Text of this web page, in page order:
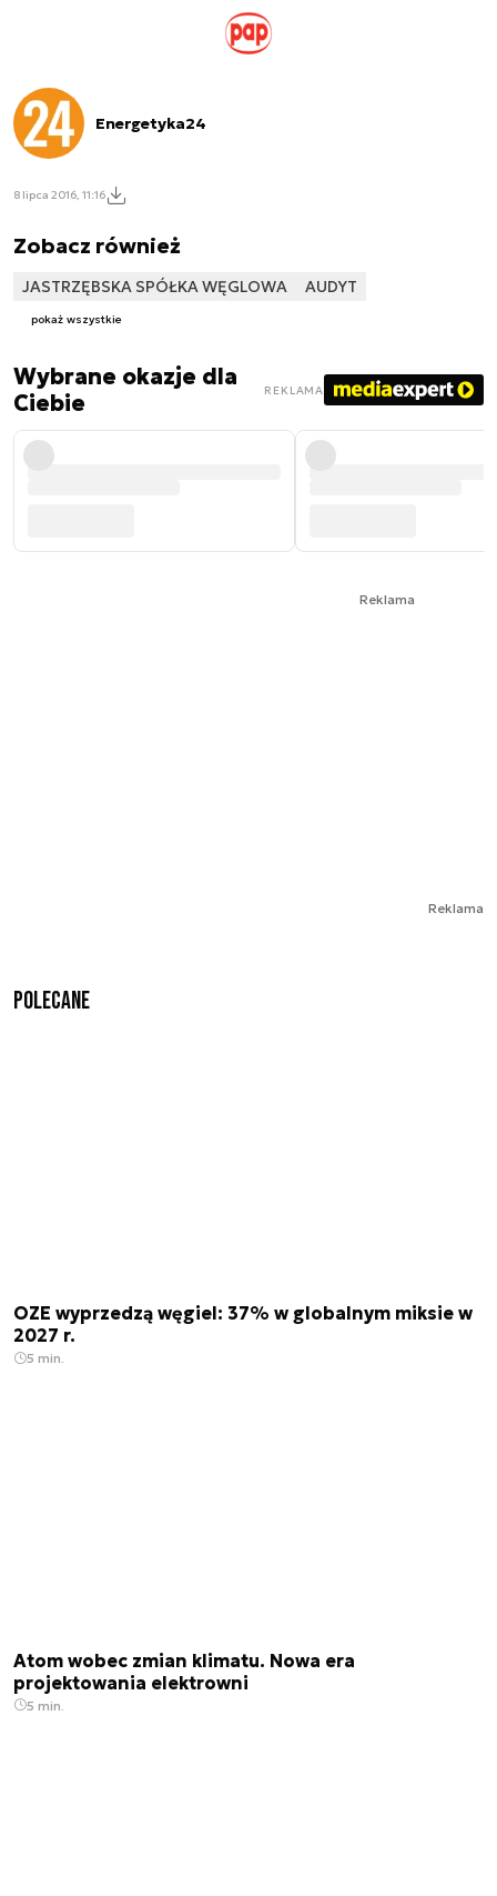
Energetyka24
8 lipca 2016, 11:16
Zobacz również
JASTRZĘBSKA SPÓŁKA WĘGLOWA AUDYT
pokaż wszystkie
Wybrane okazje dla
Ciebie
REKLAMA
Reklama
Reklama
Polecane
OZE wyprzedzą węgiel: 37% w globalnym miksie w
2027 r.
5 min.
Atom wobec zmian klimatu. Nowa era
projektowania elektrowni
5 min.